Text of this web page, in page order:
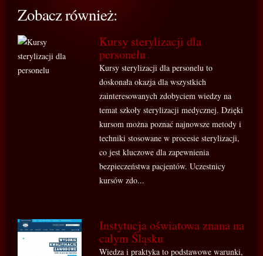
Zobacz również:
Kursy sterylizacji dla
personelu
Kursy sterylizacji dla personelu to
doskonała okazja dla wszystkich
zainteresowanych zdobyciem wiedzy na
temat szkoły sterylizacji medycznej. Dzięki
kursom można poznać najnowsze metody i
techniki stosowane w procesie sterylizacji,
co jest kluczowe dla zapewnienia
bezpieczeństwa pacjentów. Uczestnicy
kursów zdo...
Instytucja oświatowa znana na
całym Śląsku
Wiedza i praktyka to podstawowe warunki,